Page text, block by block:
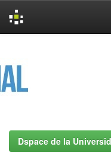
Dspace de la